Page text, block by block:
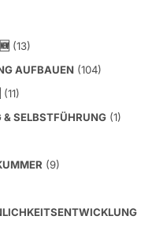
(13)
AUFBAUEN (104)
(11)
SELBSTFÜHRUNG (1)
(9)